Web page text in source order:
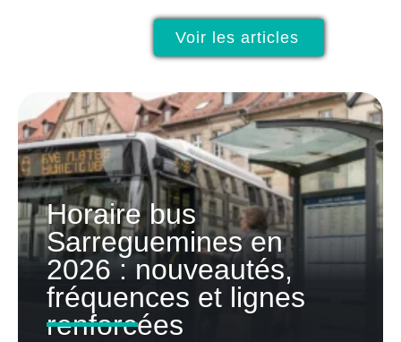
Voir les articles
Horaire bus
Sarreguemines en
2026 : nouveautés,
fréquences et lignes
renforcées